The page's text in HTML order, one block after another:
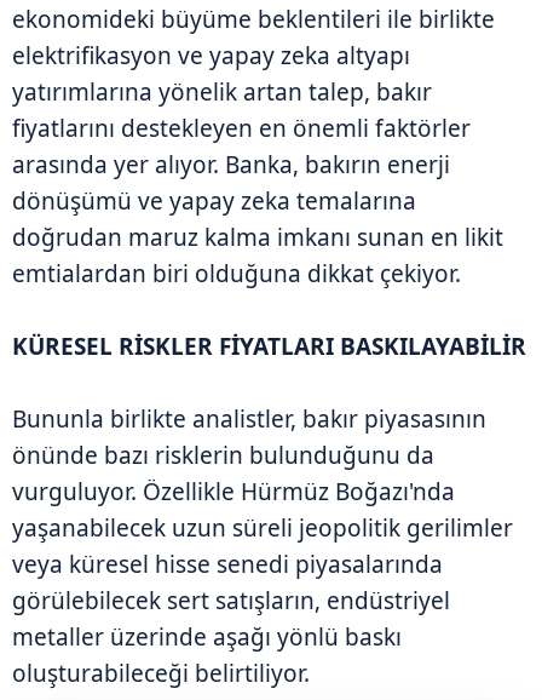
ekonomideki büyüme beklentileri ile birlikte
elektrifikasyon ve yapay zeka altyapı
yatırımlarına yönelik artan talep, bakır
fiyatlarını destekleyen en önemli faktörler
arasında yer alıyor. Banka, bakırın enerji
dönüşümü ve yapay zeka temalarına
doğrudan maruz kalma imkanı sunan en likit
emtialardan biri olduğuna dikkat çekiyor.
KÜRESEL RİSKLER FİYATLARI BASKILAYABİLİR
Bununla birlikte analistler, bakır piyasasının
önünde bazı risklerin bulunduğunu da
vurguluyor. Özellikle Hürmüz Boğazı'nda
yaşanabilecek uzun süreli jeopolitik gerilimler
veya küresel hisse senedi piyasalarında
görülebilecek sert satışların, endüstriyel
metaller üzerinde aşağı yönlü baskı
oluşturabileceği belirtiliyor.